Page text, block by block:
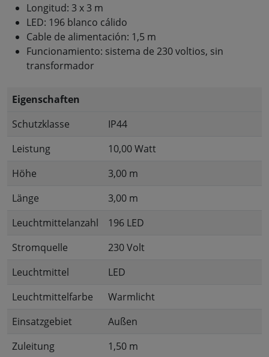
Longitud: 3 x 3 m
LED: 196 blanco cálido
Cable de alimentación: 1,5 m
Funcionamiento: sistema de 230 voltios, sin
transformador
Eigenschaften
Schutzklasse
IP44
Leistung
10,00 Watt
Höhe
3,00 m
Länge
3,00 m
Leuchtmittelanzahl
196 LED
Stromquelle
230 Volt
Leuchtmittel
LED
Leuchtmittelfarbe
Warmlicht
Einsatzgebiet
Außen
Zuleitung
1,50 m